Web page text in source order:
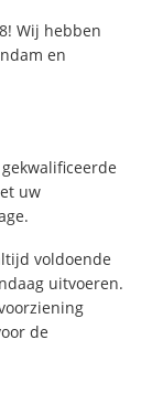
Wij hebben
en
uw
voldoende
uitvoeren.
de